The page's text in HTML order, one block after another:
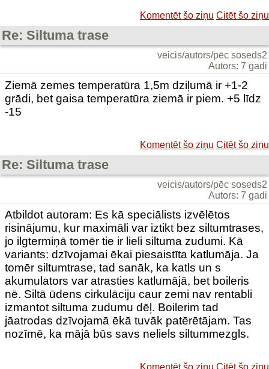
Komentēt šo ziņu Citēt šo ziņu
Re: Siltuma trase
veicis/autors/pēc soseds2
Autors: 7 gadi
Ziemā zemes temperatūra 1,5m dziļumā ir +1-2
grādi, bet gaisa temperatūra ziemā ir piem. +5 līdz
-15
Komentēt šo ziņu Citēt šo ziņu
Re: Siltuma trase
veicis/autors/pēc soseds2
Autors: 7 gadi
Atbildot autoram: Es kā speciālists izvēlētos
risinājumu, kur maximāli var iztikt bez siltumtrases,
jo ilgtermiņā tomēr tie ir lieli siltuma zudumi. Kā
variants: dzīvojamai ēkai piesaistīta katlumāja. Ja
tomēr siltumtrase, tad sanāk, ka katls un s
akumulators var atrasties katlumājā, bet boileris
nē. Siltā ūdens cirkulāciju caur zemi nav rentabli
izmantot siltuma zudumu dēļ. Boilerim tad
jāatrodas dzīvojamā ēkā tuvāk patērētājam. Tas
nozīmē, ka mājā būs savs neliels siltummezgls.
Komentēt šo ziņu Citēt šo ziņu